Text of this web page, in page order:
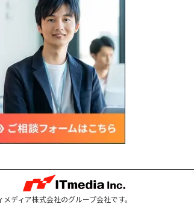
ディア株式会社のグループ会社です。